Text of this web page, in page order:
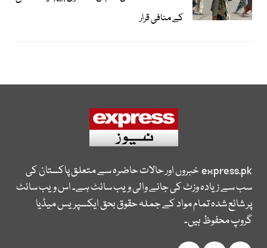
کے منافی قرار
express.pkخبروں اور حالات حاضرہ سے متعلق پاکستان کی
سب سے زیادہ وزٹ کی جانے والی ویب سائٹ ہے۔ اس ویب سائٹ
پر شائع شدہ تمام مواد کے جملہ حقوق بحق ایکسپریس میڈیا
گروپ محفوظ ہیں۔